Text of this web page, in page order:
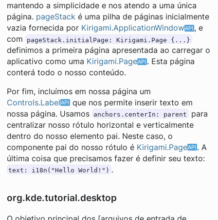
mantendo a simplicidade e nos atendo a uma única
página. pageStacké uma pilha de páginas inicialmente
vazia fornecida por Kirigami.ApplicationWindow
, e
com
pageStack.initialPage: Kirigami.Page {...}
definimos a primeira página apresentada ao carregar o
aplicativo como uma Kirigami.Page
. Esta página
conterá todo o nosso conteúdo.
Por fim, incluímos em nossa página um
Controls.Label
que nos permite inserir texto em
nossa página. Usamos anchors.centerIn: parent
para
centralizar nosso rótulo horizontal e verticalmente
dentro do nosso elemento pai. Neste caso, o
componente pai do nosso rótulo é Kirigami.Page
. A
última coisa que precisamos fazer é definir seu texto:
text: i18n("Hello World!") .
org.kde.tutorial.desktop